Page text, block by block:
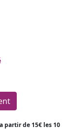
partir de 15€ les 10